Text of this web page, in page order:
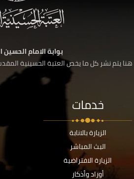
بوابة الامام الحسين
هنا يتم نشر كل ما يخص العتبة الحسينية
خدمات
الزيارة بالانابة
البث المباشر
الزيارة الافتراضية
أوراد وأذكار